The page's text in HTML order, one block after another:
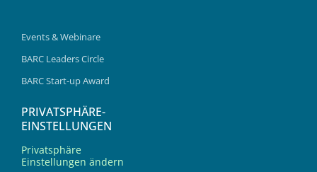
Events & Webinare
BARC Leaders Circle
BARC Start-up Award
PRIVATSPHÄRE-
EINSTELLUNGEN
Privatsphäre
Einstellungen ändern